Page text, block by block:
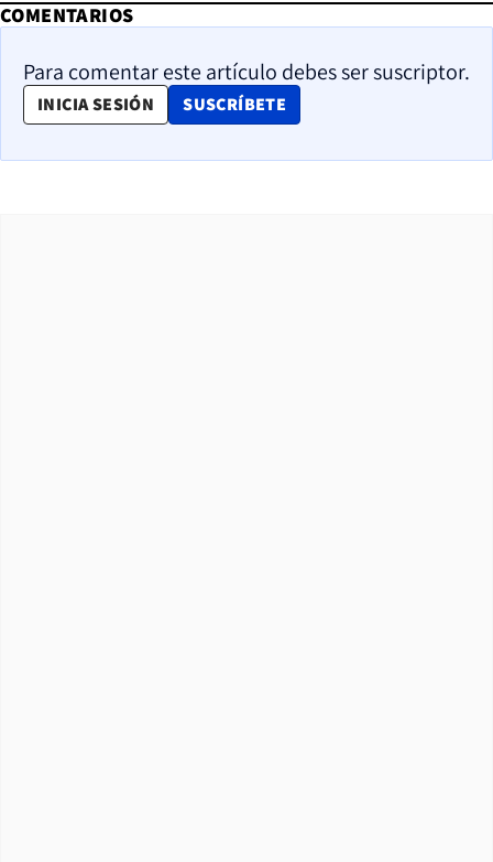
COMENTARIOS
Para comentar este artículo debes ser suscriptor.
INICIA SESIÓN SUSCRÍBETE
OPENS IN NEW WINDOW